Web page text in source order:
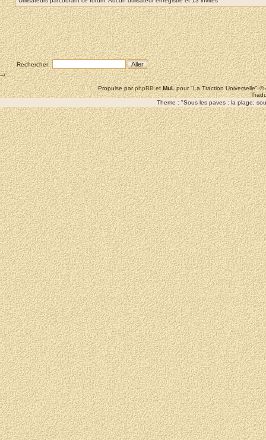
Rechercher:
--/
Propulse parphpBBetMuLpour "La Traction Universelle"
Theme : "Sous les paves : la plage;